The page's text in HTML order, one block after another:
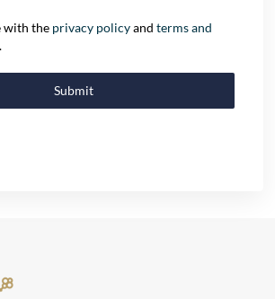
with the privacy policyandterms and
.
Submit